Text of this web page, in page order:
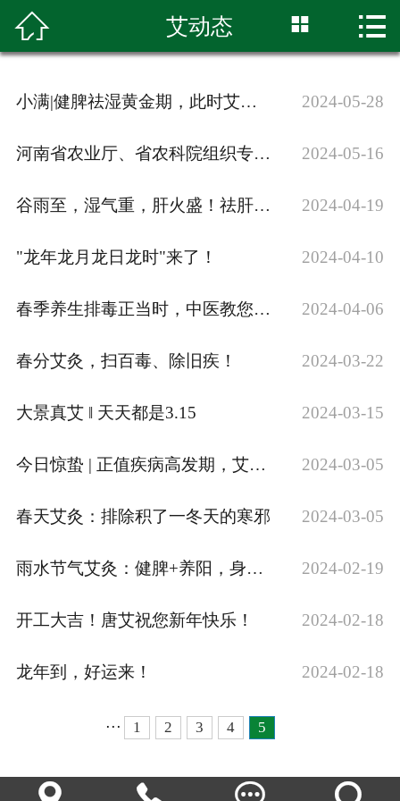
首页
艾产品
 艾动态  
小满|健脾祛湿黄金期，此时艾灸，体内病气一扫光！ 2024-05-28
河南省农业厅、省农科院组织专家莅临唐艾公司考察 2024-05-16
谷雨至，湿气重，肝火盛！祛肝火，除脾湿！ 2024-04-19
"龙年龙月龙日龙时"来了！ 2024-04-10
春季养生排毒正当时，中医教您这么做！ 2024-04-06
春分艾灸，扫百毒、除旧疾！ 2024-03-22
大景真艾 ‖ 天天都是3.15 2024-03-15
今日惊蛰 | 正值疾病高发期，艾灸排邪好时机！ 2024-03-05
春天艾灸：排除积了一冬天的寒邪 2024-03-05
雨水节气艾灸：健脾+养阳，身体健康少得病 2024-02-19
开工大吉！唐艾祝您新年快乐！ 2024-02-18
龙年到，好运来！ 2024-02-18
··· 1 2 3 4 5